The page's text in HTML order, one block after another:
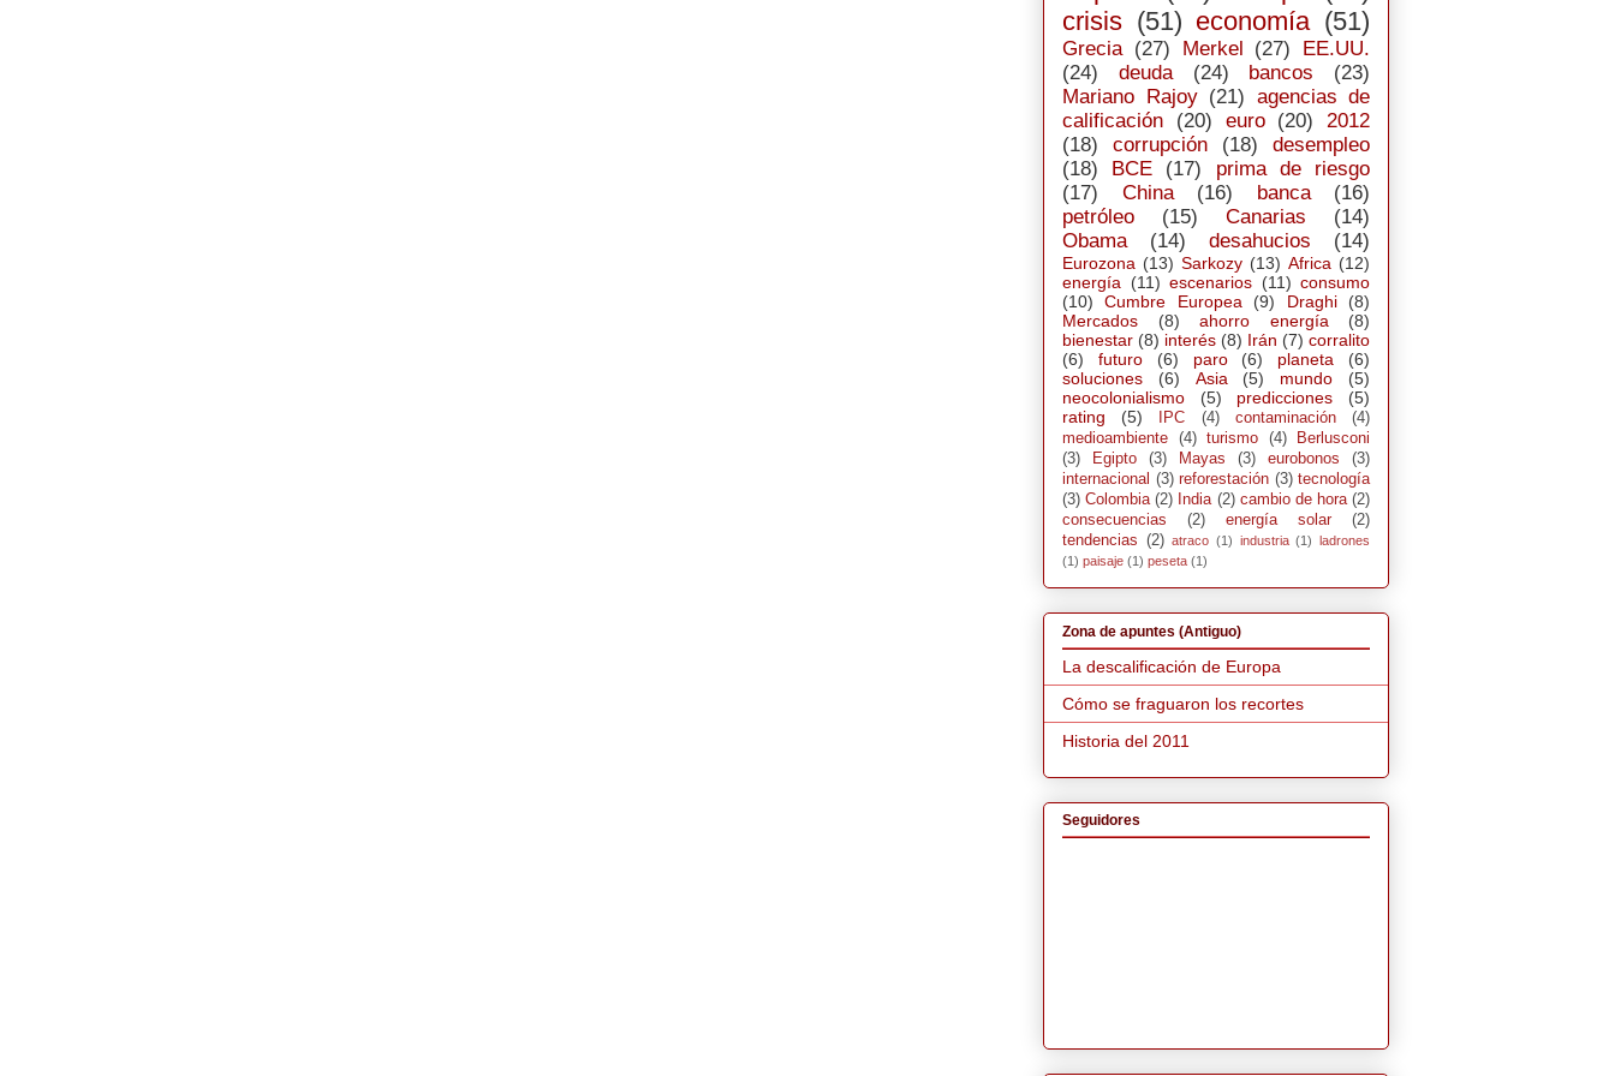
crisis (51) economía (51)
Grecia (27) Merkel (27)
EE.UU.
(24)
deuda (24) bancos
(23)
Mariano Rajoy (21) agencias de
calificación
(20) euro (20)
2012
(18)
corrupción (18)
desempleo
(18)
BCE (17)
prima de riesgo
(17)
China (16) banca
(16)
petróleo
(15) Canarias
(14)
Obama
(14) desahucios (14)
Eurozona (13) Sarkozy (13) Africa (12)
energía (11) escenarios (11) consumo
(10)
Cumbre Europea (9) Draghi
(8)
Mercados
(8) ahorro energía
(8)
bienestar (8) interés (8) Irán (7) corralito
(6)
futuro (6) paro (6) planeta
(6)
soluciones
(6) Asia (5) mundo
(5)
neocolonialismo
(5) predicciones
(5)
rating
(5) IPC (4) contaminación
(4)
medioambiente
(4) turismo (4)
Berlusconi
(3)
Egipto (3) Mayas (3) eurobonos
(3)
internacional (3) reforestación (3) tecnología
(3) Colombia (2) India (2) cambio de hora (2)
consecuencias
(2) energía solar
(2)
tendencias (2) atraco (1) industria (1)
ladrones
(1) paisaje (1) peseta (1)
Zona de apuntes (Antiguo)
La descalificación de Europa
Cómo se fraguaron los recortes
Historia del 2011
Seguidores